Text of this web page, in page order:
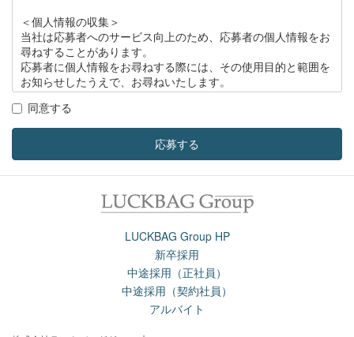
＜個人情報の収集＞
当社は応募者へのサービス向上のため、応募者の個人情報をお
尋ねすることがあります。
応募者に個人情報をお尋ねする際には、その使用目的と範囲を
お知らせしたうえで、お尋ねいたします。
＜個人情報の管理＞
当社は応募者の個人情報の保護のため、社内に個人情報保護責
任者を置き、次を徹底して応募者の個人情報の保護を厳正に行
2. 個人情報への外部からの不正なアクセスを防止します。
3. 個人情報を他の企業、個人に委託しません。
3＜個人情報の開示＞
当社は、原則として応募者の個人情報を開示することはいたし
ませんが、例外として次の場合には個人情報を開示することが
同意する
応募する
LUCKBAG Group HP
新卒採用
中途採用（正社員）
中途採用（契約社員）
アルバイト